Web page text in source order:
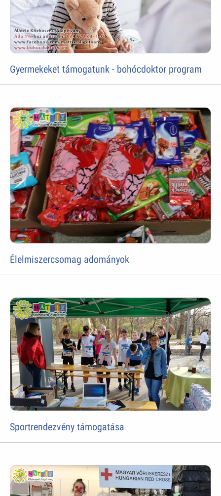
Gyermekeket támogatunk - bohócdoktor program
Élelmiszercsomag adományok
Sportrendezvény támogatása